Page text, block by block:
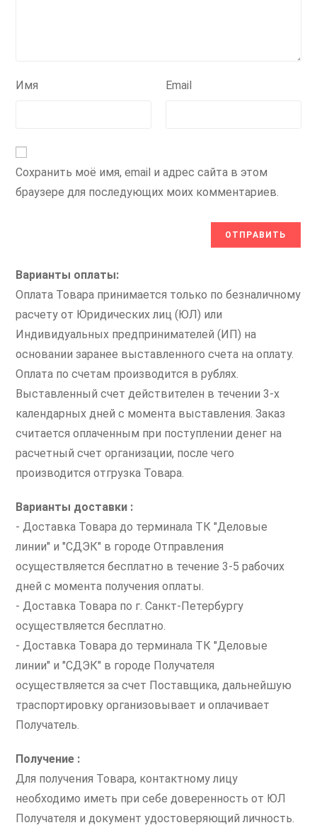
Имя Email
Сохранить моё имя, email и адрес сайта в этом
браузере для последующих моих комментариев.
Варианты оплаты:
Оплата Товара принимается только по безналичному
расчету от Юридических лиц (ЮЛ) или
Индивидуальных предпринимателей (ИП) на
основании заранее выставленного счета на оплату.
Оплата по счетам производится в рублях.
Выставленный счет действителен в течении 3-х
календарных дней с момента выставления. Заказ
считается оплаченным при поступлении денег на
расчетный счет организации, после чего
производится отгрузка Товара.
Варианты доставки :
- Доставка Товара до терминала ТК "Деловые
линии" и "СДЭК" в городе Отправления
осуществляется бесплатно в течение 3-5 рабочих
дней с момента получения оплаты.
- Доставка Товара по г. Санкт-Петербургу
осуществляется бесплатно.
- Доставка Товара до терминала ТК "Деловые
линии" и "СДЭК" в городе Получателя
осуществляется за счет Поставщика, дальнейшую
траспортировку организовывает и оплачивает
Получатель.
Получение :
Для получения Товара, контактному лицу
необходимо иметь при себе доверенность от ЮЛ
Получателя и документ удостоверяющий личность.